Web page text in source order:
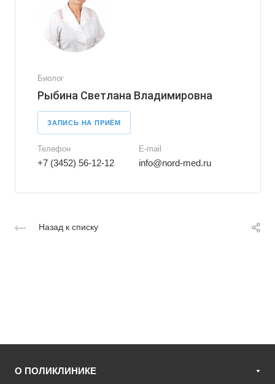
Биолог
Рыбина Светлана Владимировна
ЗАПИСЬ НА ПРИЁМ
Телефон
+7 (3452) 56-12-12
E-mail
info@nord-med.ru
Назад к списку
О ПОЛИКЛИНИКЕ